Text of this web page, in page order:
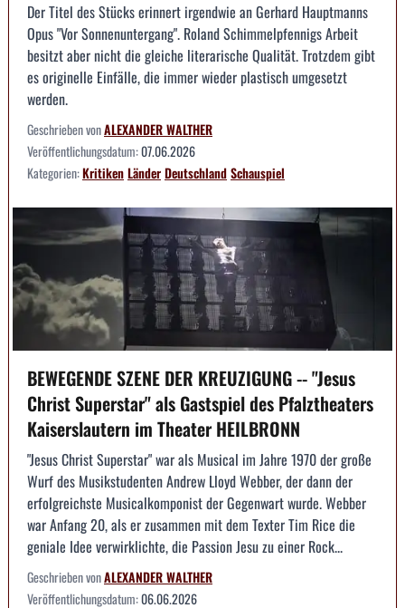
Der Titel des Stücks erinnert irgendwie an Gerhard Hauptmanns
Opus "Vor Sonnenuntergang". Roland Schimmelpfennigs Arbeit
besitzt aber nicht die gleiche literarische Qualität. Trotzdem gibt
es originelle Einfälle, die immer wieder plastisch umgesetzt
werden.
Geschrieben vonALEXANDER WALTHER
Veröffentlichungsdatum:07.06.2026
Kategorien:KritikenLänderDeutschlandSchauspiel
BEWEGENDE SZENE DER KREUZIGUNG -- "Jesus
Christ Superstar" als Gastspiel des Pfalztheaters
Kaiserslautern im Theater HEILBRONN
"Jesus Christ Superstar" war als Musical im Jahre 1970 der große
Wurf des Musikstudenten Andrew Lloyd Webber, der dann der
erfolgreichste Musicalkomponist der Gegenwart wurde. Webber
war Anfang 20, als er zusammen mit dem Texter Tim Rice die
geniale Idee verwirklichte, die Passion Jesu zu einer Rock...
Geschrieben vonALEXANDER WALTHER
Veröffentlichungsdatum:06.06.2026